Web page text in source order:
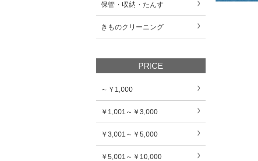
保管・収納・たんす
きものクリーニング
PRICE
～￥1,000
￥1,001～￥3,000
￥3,001～￥5,000
￥5,001～￥10,000